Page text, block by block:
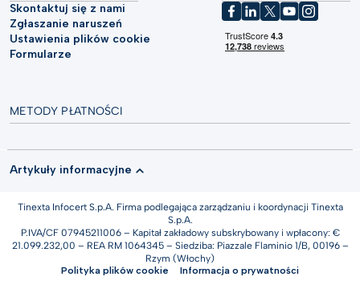
Skontaktuj się z nami
Zgłaszanie naruszeń
Ustawienia plików cookie
Formularze
METODY PŁATNOŚCI
Artykuły informacyjne
Tinexta Infocert S.p.A. Firma podlegająca zarządzaniu i koordynacji Tinexta
S.p.A.
P.IVA/CF 07945211006 – Kapitał zakładowy subskrybowany i wpłacony: €
21.099.232,00 – REA RM 1064345 – Siedziba: Piazzale Flaminio 1/B, 00196 –
Rzym (Włochy)
Polityka plików cookie
Informacja o prywatności